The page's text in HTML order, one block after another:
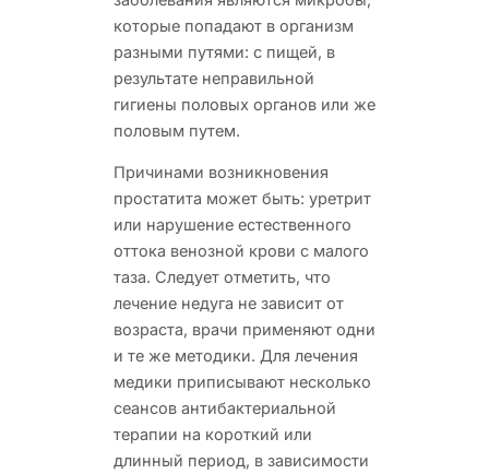
которые попадают в организм
разными путями: с пищей, в
результате неправильной
гигиены половых органов или же
половым путем.
Причинами возникновения
простатита может быть: уретрит
или нарушение естественного
оттока венозной крови с малого
таза. Следует отметить, что
лечение недуга не зависит от
возраста, врачи применяют одни
и те же методики. Для лечения
медики приписывают несколько
сеансов антибактериальной
терапии на короткий или
длинный период, в зависимости